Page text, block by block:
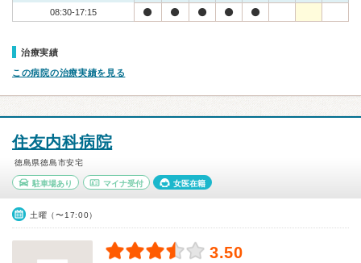
08:30-17:15
治療実績
この病院の治療実績を見る
住友内科病院
徳島県徳島市安宅
駐車場あり マイナ受付 女医在籍
土曜（〜17:00）
3.50